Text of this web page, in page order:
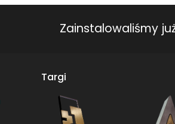
Zainstalowaliśmy
Targi